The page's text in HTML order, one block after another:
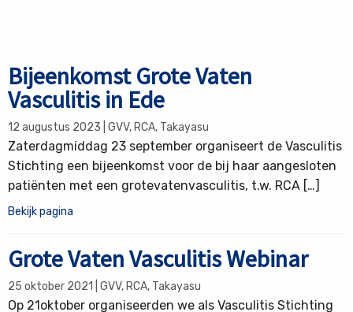
Bijeenkomst Grote Vaten
Vasculitis in Ede
12 augustus 2023 | GVV, RCA, Takayasu
Zaterdagmiddag 23 september organiseert de Vasculitis
Stichting een bijeenkomst voor de bij haar aangesloten
patiënten met een grotevatenvasculitis, t.w. RCA […]
Bekijk pagina
pagina
Grote Vaten Vasculitis Webinar
25 oktober 2021 | GVV, RCA, Takayasu
Op 21oktober organiseerden we als Vasculitis Stichting
pagina